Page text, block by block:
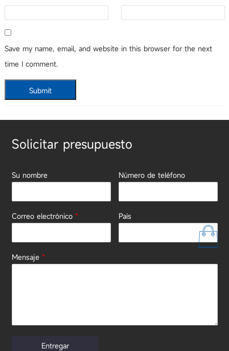
Save my name, email, and website in this browser for the next
time I comment.
Solicitar presupuesto
Su nombre Número de teléfono
Correo electrónico * País
Mensaje *
Entregar